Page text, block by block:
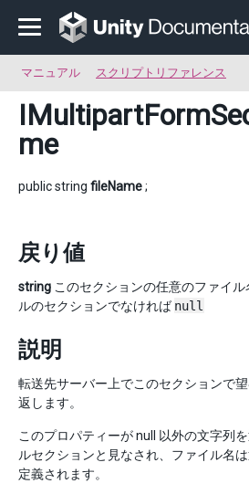
マニュアル スクリプトリファレンス
me
public string fileName;
戻り値
string このセクションの任意のファイ
ルのセクションでなければnull
説明
転送先サーバー上でこのセクションで
返します。
このプロパティーが null 以外の文字列
ルセクションと見なされ、ファイル名
定義されます。